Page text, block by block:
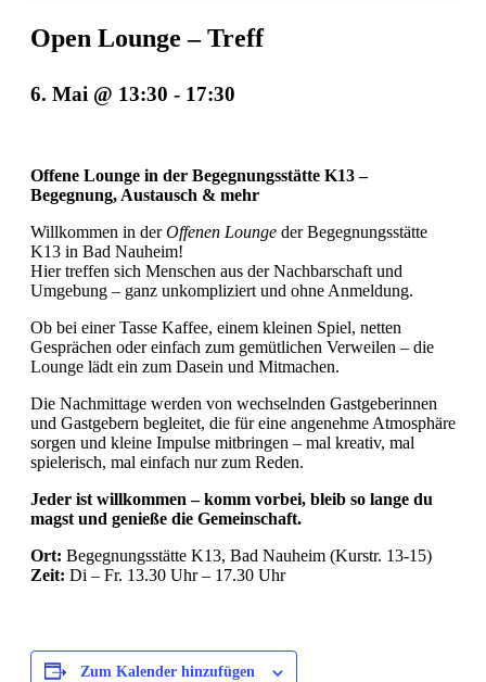
Open Lounge – Treff
6. Mai @ 13:30 - 17:30
Offene Lounge in der Begegnungsstätte K13 –
Begegnung, Austausch & mehr
Willkommen in derOffenen Lounge der Begegnungsstätte
K13 in Bad Nauheim!
Hier treffen sich Menschen aus der Nachbarschaft und
Umgebung – ganz unkompliziert und ohne Anmeldung.
Ob bei einer Tasse Kaffee, einem kleinen Spiel, netten
Gesprächen oder einfach zum gemütlichen Verweilen – die
Lounge lädt ein zum Dasein und Mitmachen.
Die Nachmittage werden von wechselnden Gastgeberinnen
und Gastgebern begleitet, die für eine angenehme Atmosphäre
sorgen und kleine Impulse mitbringen – mal kreativ, mal
spielerisch, mal einfach nur zum Reden.
Jeder ist willkommen – komm vorbei, bleib so lange du
magst und genieße die Gemeinschaft.
Ort: Begegnungsstätte K13, Bad Nauheim (Kurstr. 13-15)
Zeit: Di – Fr. 13.30 Uhr – 17.30 Uhr
Zum Kalender hinzufügen